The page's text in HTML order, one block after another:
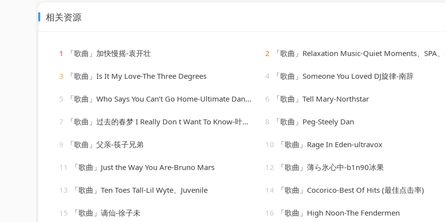
相关资源
1 「歌曲」加快慢摇-袁开壮 2 「歌曲」Relaxation Music-Quiet Moments、SPA、Spa
3 「歌曲」Is It My Love-The Three Degrees 4 「歌曲」Someone You Loved DJ旋律-南辞
5 「歌曲」Who Says You Can’t Go Home-Ultimate Dance Hits(1) 6 「歌曲」Tell Mary-Northstar
7 「歌曲」过去的春梦 I Really Don t Want To Know-叶瑷菱 8 「歌曲」Peg-Steely Dan
9 「歌曲」父亲-筷子兄弟 10 「歌曲」Rage In Eden-ultravox
11 「歌曲」Just the Way You Are-Bruno Mars 12 「歌曲」薄ら氷心中-b1n90冰果
13 「歌曲」Ten Toes Tall-Lil Wyte、Juvenile 14 「歌曲」Cocorico-Best Of Hits (最佳点击率)
15 「歌曲」谪仙-徐子未 16 「歌曲」High Noon-The Fendermen